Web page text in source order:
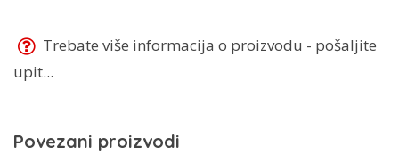
Trebate više informacija o proizvodu - pošaljite
upit...
Povezani proizvodi